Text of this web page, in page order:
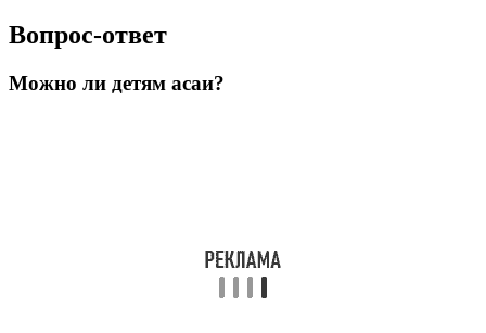
Вопрос-ответ
Можно ли детям асаи?